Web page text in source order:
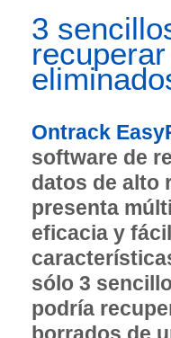
3
Ontrack
software de
datos de alto
presenta
eficacia y
sólo 3
podría
borrados de